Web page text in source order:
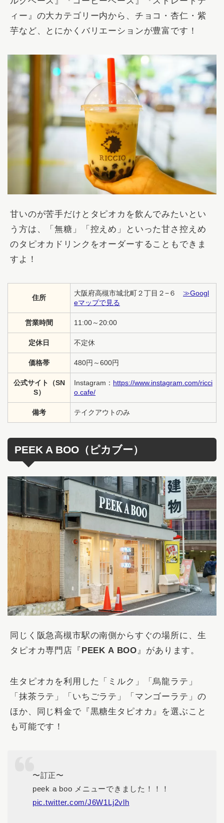
ィー』の大カテゴリー内から、チョコ・杏仁・紫
芋など、とにかくバリエーションが豊富です！
甘いのが苦手だけとタピオカを飲んでみたいとい
う方は、「無糖」「控えめ」といった甘さ控えめ
のタピオカドリンクをオーダーすることもできま
すよ！
住所
大阪府高槻市城北町２丁目２−６ ≫Googl
eマップで見る
営業時間 11:00～20:00
定休日 不定休
価格帯 480円～600円
公式サイト（SN
S）
Instagram： https://www.instagram.com/ricci
o.cafe/
備考 テイクアウトのみ
PEEK A BOO（ピカブー）
同じく阪急高槻市駅の南側からすぐの場所に、生
タピオカ専門店『 PEEK A BOO』があります。
生タピオカを利用した「ミルク」「烏龍ラテ」
「抹茶ラテ」「いちごラテ」「マンゴーラテ」の
ほか、同じ料金で『黒糖生タピオカ』を選ぶこと
も可能です！
〜訂正〜
peek a boo メニューできました！！！
pic.twitter.com/J6W1Lj2vlh